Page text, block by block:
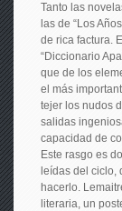
Tanto las
las de “Los
de rica factura.
“Diccionario
que de los
el más
tejer los nudos
salidas
capacidad de
Este rasgo es
leídas del ciclo,
hacerlo.
literaria, un